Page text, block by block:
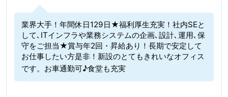
業界大手！年間休日129日★福利厚生充実！社内SEと
して､ITインフラや業務システムの企画､設計､運用､保
守をご担当★賞与年2回・昇給あり！長期で安定して
お仕事したい方是非！新設のとてもきれいなオフィス
です。お車通勤可♪食堂も充実